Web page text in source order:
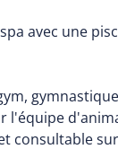
avec une
l'équipe
consultable